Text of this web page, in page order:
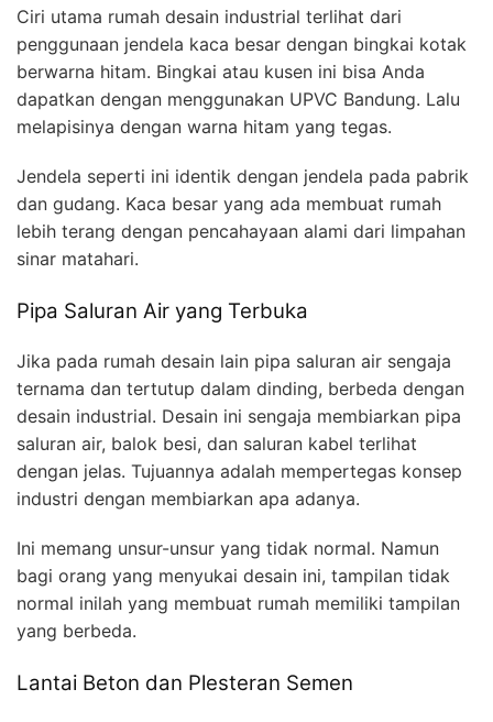
Ciri utama rumah desain industrial terlihat dari
penggunaan jendela kaca besar dengan bingkai kotak
berwarna hitam. Bingkai atau kusen ini bisa Anda
dapatkan dengan menggunakan UPVC Bandung. Lalu
melapisinya dengan warna hitam yang tegas.
Jendela seperti ini identik dengan jendela pada pabrik
dan gudang. Kaca besar yang ada membuat rumah
lebih terang dengan pencahayaan alami dari limpahan
sinar matahari.
Pipa Saluran Air yang Terbuka
Jika pada rumah desain lain pipa saluran air sengaja
ternama dan tertutup dalam dinding, berbeda dengan
desain industrial. Desain ini sengaja membiarkan pipa
saluran air, balok besi, dan saluran kabel terlihat
dengan jelas. Tujuannya adalah mempertegas konsep
industri dengan membiarkan apa adanya.
Ini memang unsur-unsur yang tidak normal. Namun
bagi orang yang menyukai desain ini, tampilan tidak
normal inilah yang membuat rumah memiliki tampilan
yang berbeda.
Lantai Beton dan Plesteran Semen